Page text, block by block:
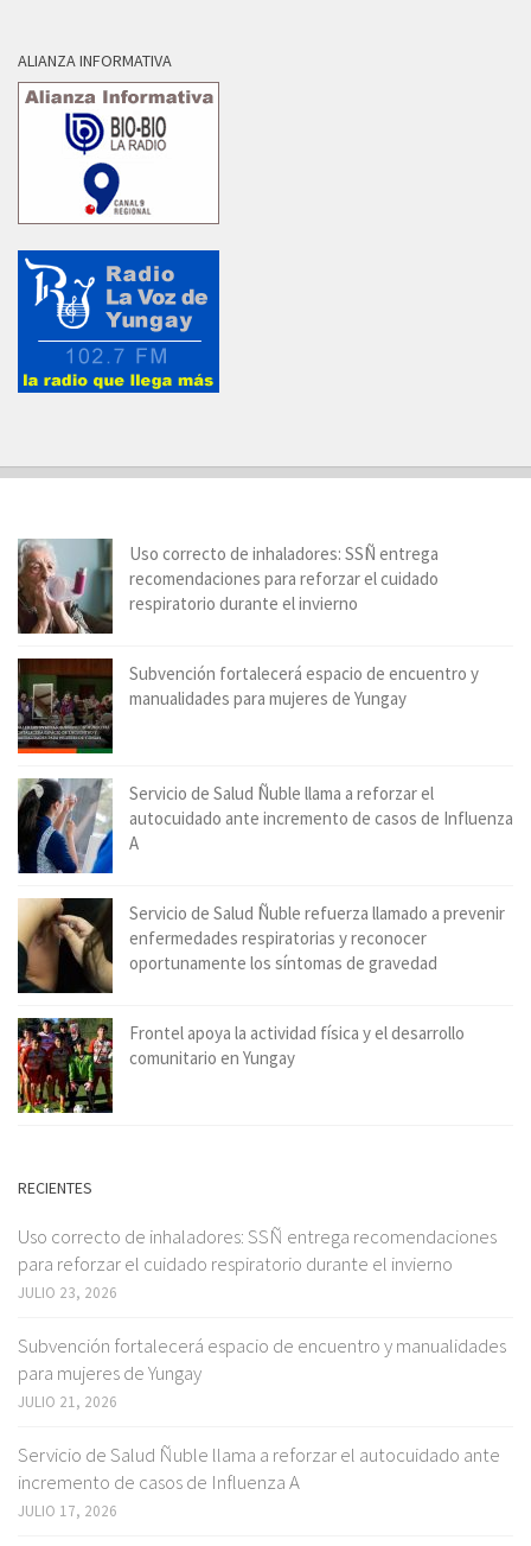
ALIANZA INFORMATIVA
Uso correcto de inhaladores: SSÑ entrega
recomendaciones para reforzar el cuidado
respiratorio durante el invierno
Subvención fortalecerá espacio de encuentro y
manualidades para mujeres de Yungay
Servicio de Salud Ñuble llama a reforzar el
autocuidado ante incremento de casos de Influenza
A
Servicio de Salud Ñuble refuerza llamado a prevenir
enfermedades respiratorias y reconocer
oportunamente los síntomas de gravedad
Frontel apoya la actividad física y el desarrollo
comunitario en Yungay
RECIENTES
Uso correcto de inhaladores: SSÑ entrega recomendaciones
para reforzar el cuidado respiratorio durante el invierno
JULIO 23, 2026
Subvención fortalecerá espacio de encuentro y manualidades
para mujeres de Yungay
JULIO 21, 2026
Servicio de Salud Ñuble llama a reforzar el autocuidado ante
incremento de casos de Influenza A
JULIO 17, 2026